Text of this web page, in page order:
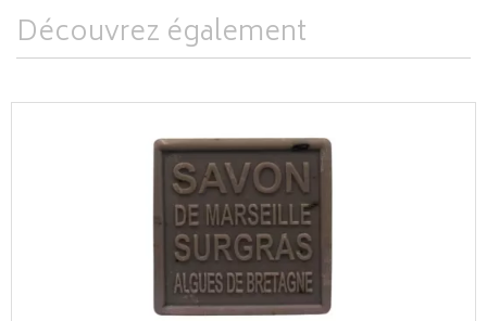
Découvrez également